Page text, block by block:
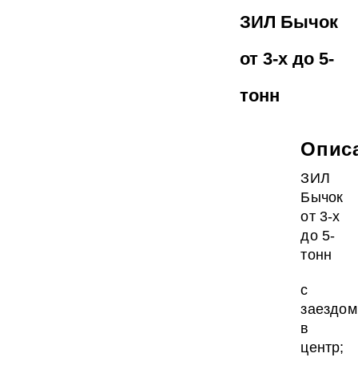
ЗИЛ Бычок
от 3-х до 5-
тонн
ЗИЛ
Бычок
от 3-х
до 5-
тонн
с
заездом
в
центр;